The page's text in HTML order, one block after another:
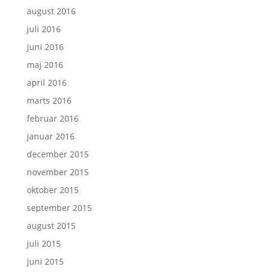
august 2016
juli 2016
juni 2016
maj 2016
april 2016
marts 2016
februar 2016
januar 2016
december 2015
november 2015
oktober 2015
september 2015
august 2015
juli 2015
juni 2015